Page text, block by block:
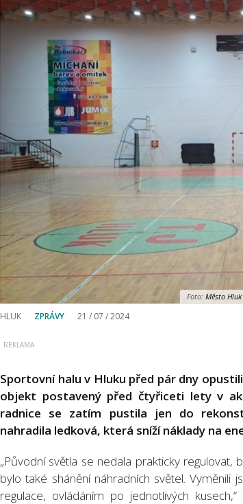
Foto: Město
HLUK ZPRÁVY 21 / 07 / 2024
Sportovní halu v Hluku před pár dny
objekt postavený před čtyřiceti lety v
radnice se zatím pustila jen do
nahradila ledková, která sníží náklady na
„Původní světla se nedala prakticky regulovat,
bylo také shánění náhradních světel.
regulace, ovládáním po jednotlivých